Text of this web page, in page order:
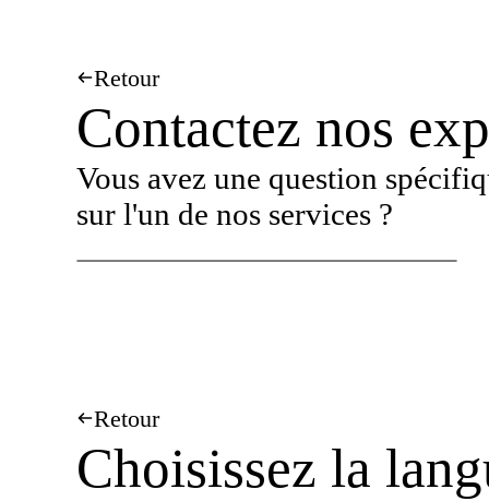
Retour
Contactez nos
Vous avez une question
sur l'un de nos services ?
Retour
Choisissez la